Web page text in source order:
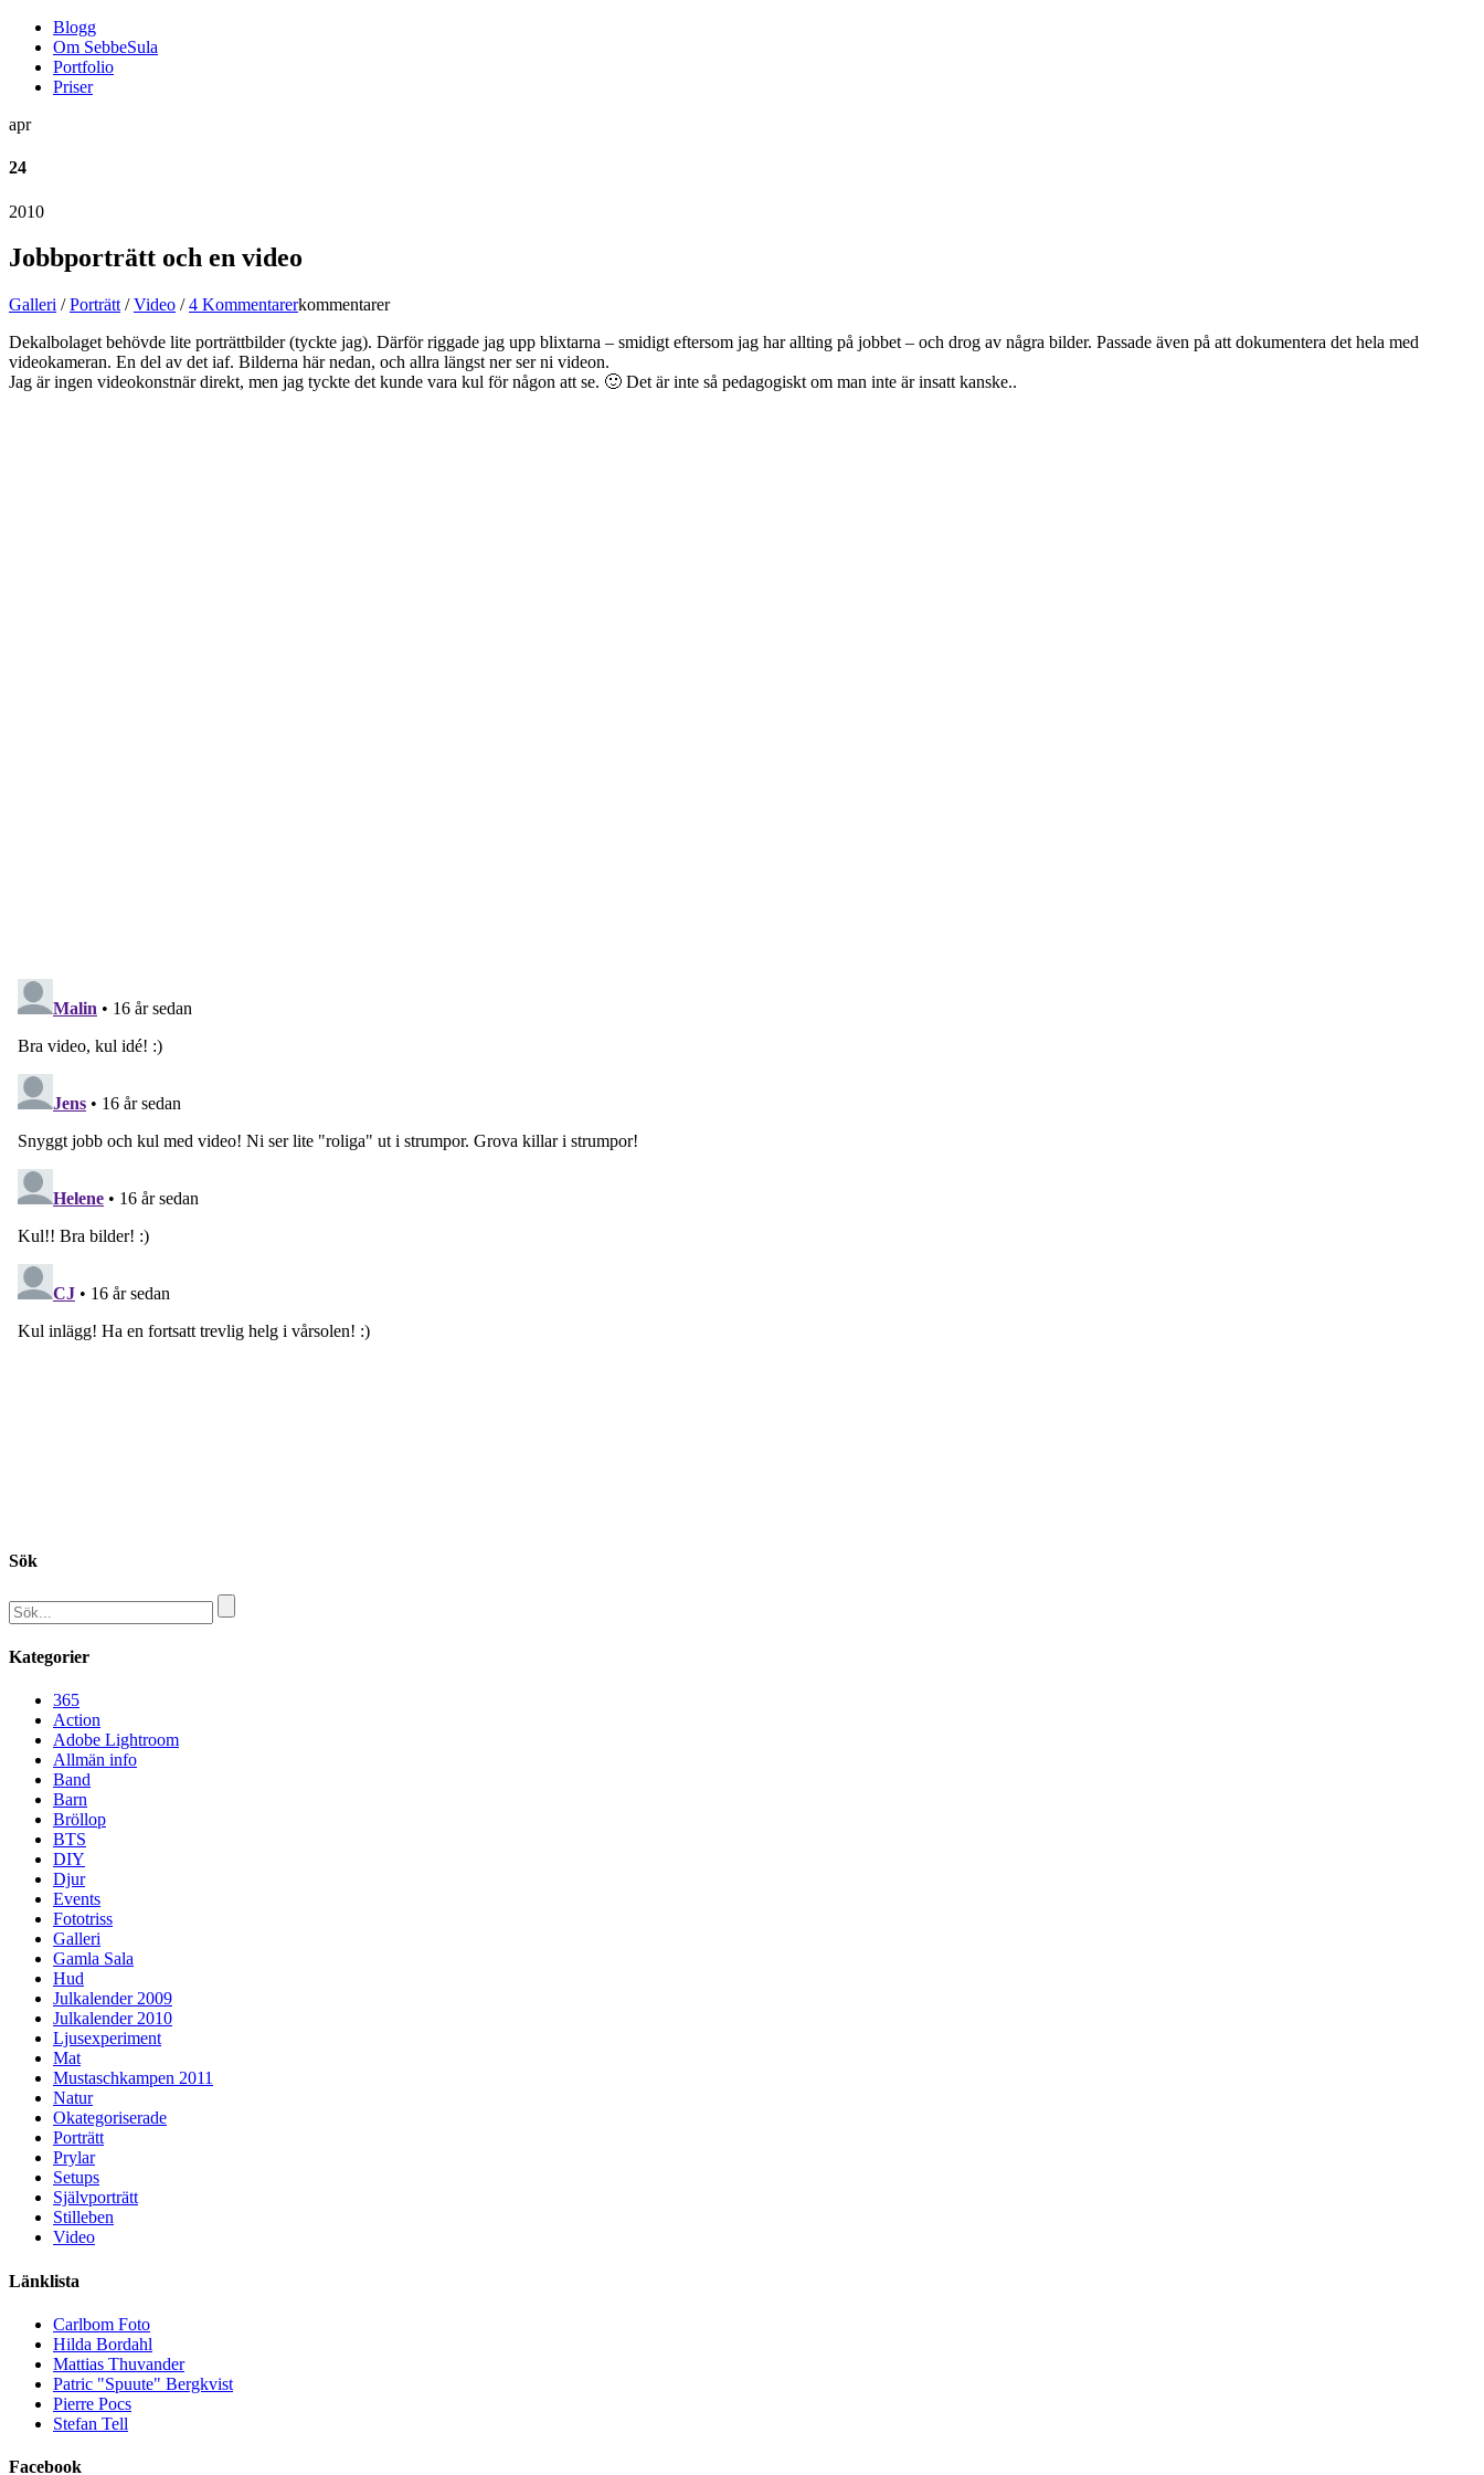
Blogg
Om SebbeSula
Portfolio
Priser
apr
24
2010
Jobbporträtt och en video
Galleri /Porträtt /Video /4 Kommentarerkommentarer
Dekalbolaget behövde lite porträttbilder (tyckte jag). Därför riggade jag upp blixtarna – smidigt eftersom jag har allting på jobbet – och drog av några bilder. Passade även på att dokumentera det hela med
videokameran. En del av det iaf. Bilderna här nedan, och allra längst ner ser ni videon.
Jag är ingen videokonstnär direkt, men jag tyckte det kunde vara kul för någon att se. 🙂 Det är inte så pedagogiskt om man inte är insatt kanske..
Sök
Kategorier
365
Action
Adobe Lightroom
Allmän info
Band
Barn
Bröllop
BTS
DIY
Djur
Events
Fototriss
Galleri
Gamla Sala
Hud
Julkalender 2009
Julkalender 2010
Ljusexperiment
Mat
Mustaschkampen 2011
Natur
Okategoriserade
Porträtt
Prylar
Setups
Självporträtt
Stilleben
Video
Länklista
Carlbom Foto
Hilda Bordahl
Mattias Thuvander
Patric "Spuute" Bergkvist
Pierre Pocs
Stefan Tell
Facebook